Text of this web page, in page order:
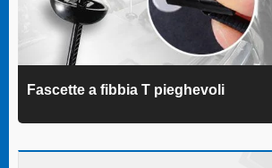
Fascette a fibbia T pieghevoli